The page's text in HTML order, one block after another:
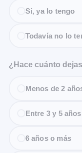
Sí, ya lo tengo
Todavía no lo
¿Hace cuánto
Menos de 2
Entre 3 y 5 años
6 años o más